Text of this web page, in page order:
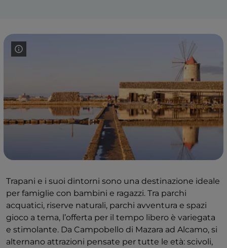
Trapani e i suoi dintorni sono una destinazione ideale
per famiglie con bambini e ragazzi. Tra parchi
acquatici, riserve naturali, parchi avventura e spazi
gioco a tema, l’offerta per il tempo libero è variegata
e stimolante. Da Campobello di Mazara ad Alcamo, si
alternano attrazioni pensate per tutte le età: scivoli,